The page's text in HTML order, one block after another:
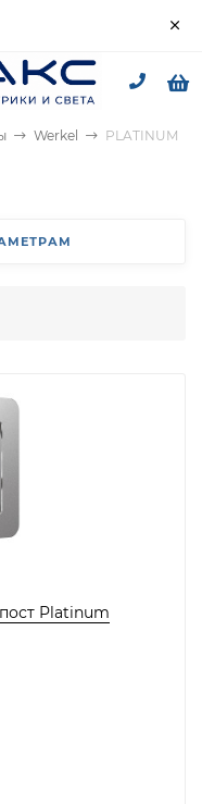
Werkel PLATINUM
Platinum